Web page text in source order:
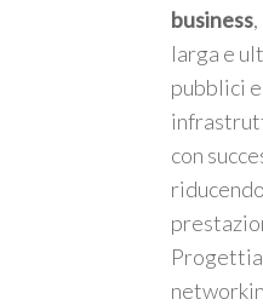
business,
larga e
pubblici
con